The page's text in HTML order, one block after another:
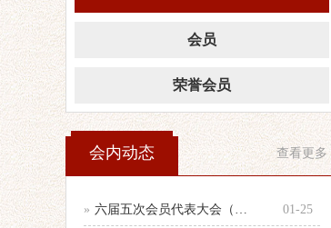
会员
荣誉会员
会内动态 查看更多
» 六届五次会员代表大会（乙巳年会）举行 01-25